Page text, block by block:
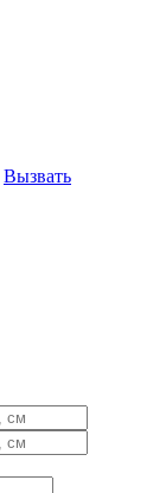
Вызвать